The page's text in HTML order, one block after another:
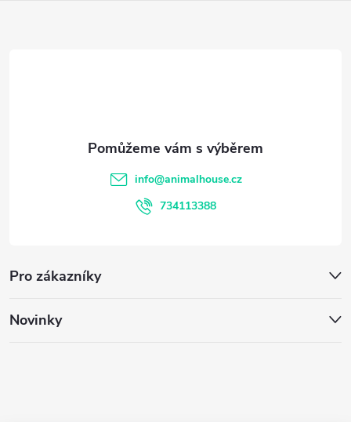
Pro zákazníky
Novinky
info@animalhouse.cz
734113388